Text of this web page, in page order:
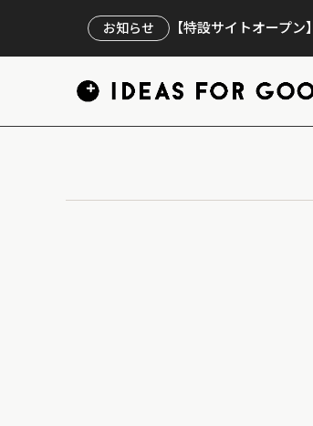
お知らせ 【特設サイトオープ